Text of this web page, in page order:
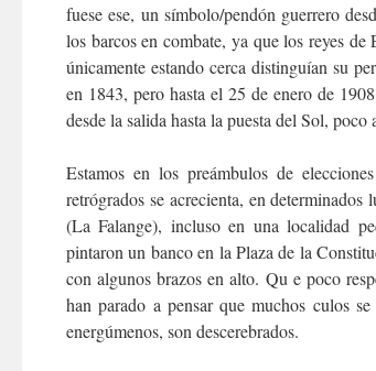
fuese ese, un símbolo/pendón guerrero
los barcos en combate, ya que los reyes
únicamente estando cerca distinguían su
en 1843, pero hasta el 25 de enero de
desde la salida hasta la puesta del Sol,
Estamos en los preámbulos de
retrógrados se acrecienta, en
(La Falange), incluso en una localidad
pintaron un banco en la Plaza de la
con algunos brazos en alto. Qu e poco
han parado a pensar que muchos culos
energúmenos, son descerebrados.